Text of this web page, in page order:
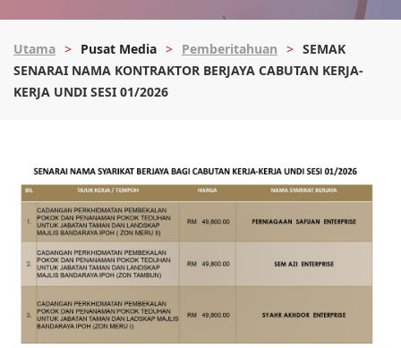
Utama Pusat Media Pemberitahuan
SEMAK
SENARAI NAMA KONTRAKTOR BERJAYA CABUTAN KERJA-
KERJA UNDI SESI 01/2026